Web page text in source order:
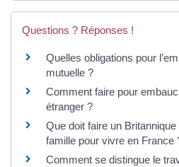
Questions ? Réponses !
Quelles obligations pour
mutuelle ?
Comment faire pour
étranger ?
Que doit faire un
famille pour vivre en France
Comment se distingue le